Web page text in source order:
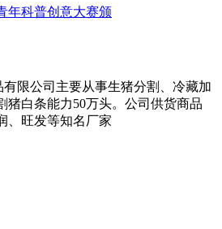
年科普创意大赛颁
有限公司主要从事生猪分割、冷藏加
猪白条能力50万头。公司供货商品
、旺发等知名厂家